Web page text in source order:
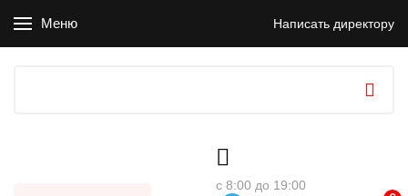
Меню Написать директору
с 8:00 до 19:00